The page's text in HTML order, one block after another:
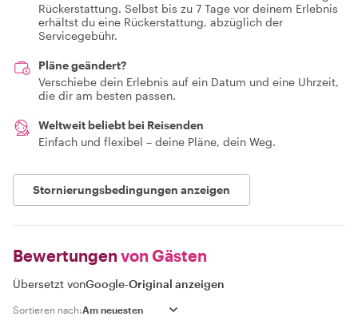
Rückerstattung. Selbst bis zu 7 Tage vor deinem Erlebnis
erhältst du eine Rückerstattung, abzüglich der
Servicegebühr.
Pläne geändert?
Verschiebe dein Erlebnis auf ein Datum und eine Uhrzeit,
die dir am besten passen.
Weltweit beliebt bei Reisenden
Einfach und flexibel – deine Pläne, dein Weg.
Stornierungsbedingungen anzeigen
Bewertungen von Gästen
Übersetzt vonGoogle-Original anzeigen
Sortieren nach: